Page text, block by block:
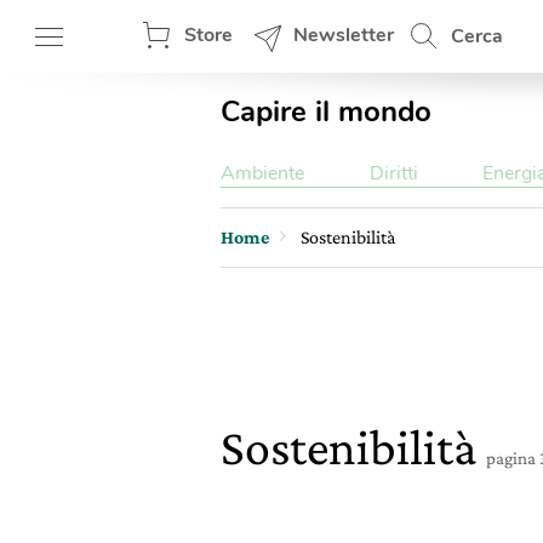
Store Newsletter Cerca
Capire il mondo
Ambiente Diritti
Home Sostenibilità
Sostenibilità pagina